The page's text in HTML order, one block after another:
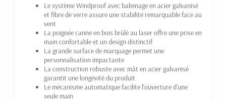
Le système Windproof avec baleinage en acier galvanisé
et fibre de verre assure une stabilité remarquable face au
vent
La poignée canne en bois brûlé au laser offre une prise en
main confortable et un design distinctif
La grande surface de marquage permet une
personnalisation impactante
La construction robuste avec mât en acier galvanisé
garantit une longévité du produit
Le mécanisme automatique facilite l'ouverture d'une
seule main